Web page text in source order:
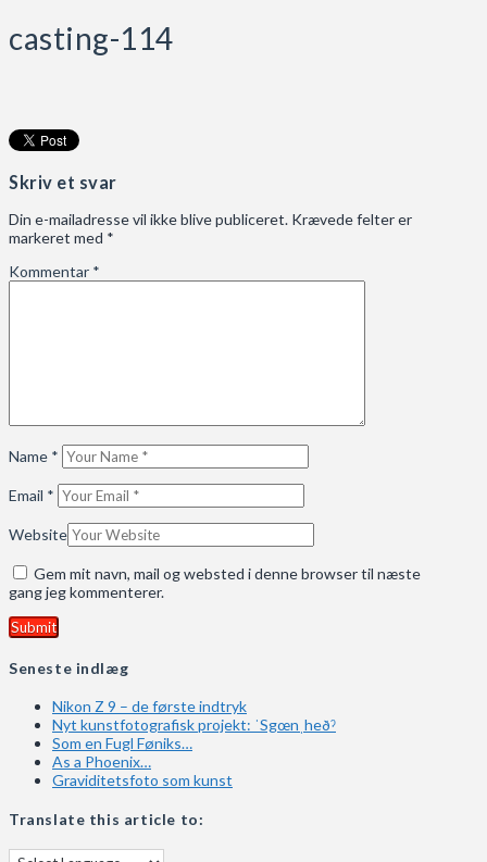
casting-114
Skriv et svar
Din e-mailadresse vil ikke blive publiceret. Krævede felter er
markeret med *
Kommentar *
Name *
Email *
Website
Gem mit navn, mail og websted i denne browser til næste
gang jeg kommenterer.
Seneste indlæg
Nikon Z 9 – de første indtryk
Nyt kunstfotografisk projekt: ˈSgœnˌheðˀ
Som en Fugl Føniks…
As a Phoenix…
Graviditetsfoto som kunst
Translate this article to: